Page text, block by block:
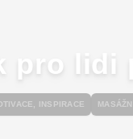
pro lidi
INSPIRACE